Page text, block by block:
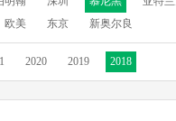
欧美 东京 新奥尔良
2020 2019 2018